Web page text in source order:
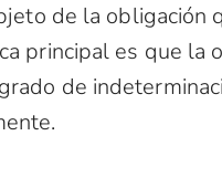
de la obligación
principal es que la
de